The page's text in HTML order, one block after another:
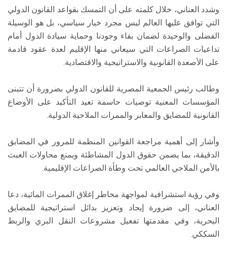
وشدد العناني، خلال كلمته على أن التمسك بقواعد القانون الدولي
التي توافق عليها العالم ليس مجرد خيار سياسي، بل هو الوسيلة
الفضلى والوحيدة لضمان بقاء وجودنا وحماية سيادة الدول أمام
تداعيات الصراعات التي سيعاني منها الإقليم لعدة عقود قادمة
على الأصعدة القانونية والاستراتيجية والاقتصادية.
وطالب رئيس الجمعية المصرية للقانون الدولي بضرورة أن تتبنى
المؤسسات المعنية توصيات حاسمة تعيد التأكيد على الأوضاع
القانونية للمضايق والمعابر والممرات الملاحية الدولية.
وأشار إلى أهمية مراجعة القوانين المنظمة للمرور في المضايق
الدقيقة، بما يضمن حقوق الدول المشاطئة ويمنع محاولات العبث
بالأمن الملاحي العالمي تحت وطأة الصراعات الإقليمية.
وفي رؤية استشرافية لمواجهة مخاطر إغلاق الممرات المائية، دعا
العناني، إلى ضرورة إيجاد وتعزيز بدائل استراتيجية للمضايق
البحرية، وفي مقدمتها تفعيل مشروعات النقل البري والربط
السككي.